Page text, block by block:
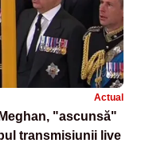
Actual
"ascunsă"
transmisiunii live